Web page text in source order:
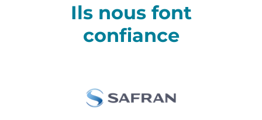
Ils nous font
confiance